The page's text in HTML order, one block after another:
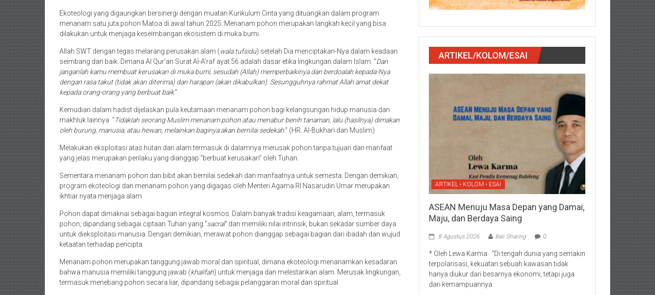
Ekoteologi yang digaungkan bersinergi dengan muatan Kurikulum Cinta yang dituangkan dalam program
menanam satu juta pohon Matoa di awal tahun 2025. Menanam pohon merupakan langkah kecil yang bisa
dilakukan untuk menjaga keseimbangan ekosistem di muka bumi.
Allah SWT dengan tegas melarang perusakan alam (wala tufsidu) setelah Dia menciptakan-Nya dalam keadaan
seimbang dan baik. Dimana Al Qur’an Surat Al-A’raf ayat 56 adalah dasar etika lingkungan dalam Islam. “Dan
janganlah kamu membuat kerusakan di muka bumi, sesudah (Allah) memperbaikinya dan berdoalah kepada-Nya
dengan rasa takut (tidak akan diterima) dan harapan (akan dikabulkan). Sesungguhnya rahmat Allah amat dekat
kepada orang-orang yang berbuat baik.”
Kemudian dalam hadist dijelaskan pula keutamaan menanam pohon bagi kelangsungan hidup manusia dan
makhluk lainnya. “Tidaklah seorang Muslim menanam pohon atau menabur benih tanaman, lalu (hasilnya) dimakan
oleh burung, manusia, atau hewan, melainkan baginya akan bernilai sedekah.” (HR. Al-Bukhari dan Muslim)
Melakukan eksploitasi atas hutan dan alam termasuk di dalamnya merusak pohon tanpa tujuan dan manfaat
yang jelas merupakan perilaku yang dianggap “berbuat kerusakan” oleh Tuhan.
Sementara menanam pohon dan bibit akan bernilai sedekah dan manfaatnya untuk semesta. Dengan demikian,
program ekoteologi dan menanam pohon yang digagas oleh Menteri Agama RI Nasarudin Umar merupakan
ikhtiar nyata menjaga alam.
Pohon dapat dimaknai sebagai bagian integral kosmos. Dalam banyak tradisi keagamaan, alam, termasuk
pohon, dipandang sebagai ciptaan Tuhan yang “sacral” dan memiliki nilai intrinsik, bukan sekadar sumber daya
untuk dieksploitasi manusia. Dengan demikian, merawat pohon dianggap sebagai bagian dari ibadah dan wujud
ketaatan terhadap pencipta.
Menanam pohon merupakan tanggung jawab moral dan spiritual, dimana ekoteologi menanamkan kesadaran
bahwa manusia memiliki tanggung jawab (khalifah) untuk menjaga dan melestarikan alam. Merusak lingkungan,
termasuk menebang pohon secara liar, dipandang sebagai pelanggaran moral dan spiritual.
ARTIKEL/KOLOM/ESAI
ARTIKEL • KOLOM • ESAI
ASEAN Menuju Masa Depan yang Damai,
Maju, dan Berdaya Saing
8 Agustus 2026 Bali Sharing 0
* Oleh Lewa Karma “Di tengah dunia yang semakin
terpolarisasi, kekuatan sebuah kawasan tidak
hanya diukur dari besarnya ekonomi, tetapi juga
dari kemampuannya